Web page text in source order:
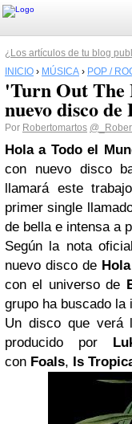
¿Los artículos de tu blog
INICIO › MÚSICA › POP /
'Turn Out
nuevo disco
Por Robertomartos
Hola a Todo el
con nuevo disco
llamará este
primer single
de bella e intensa a
Según la nota
nuevo disco de
con el universo de
grupo ha buscado
Un disco que
producido por
con Foals, Is